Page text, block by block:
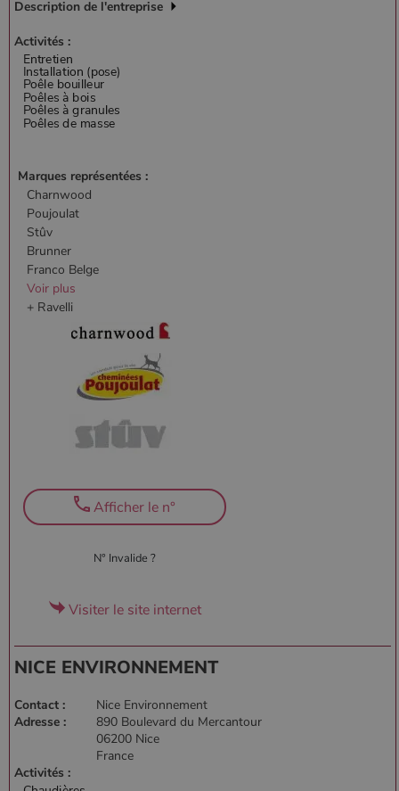
Description de l'entreprise
Activités :
Marques représentées :
Charnwood
Poujoulat
Stûv
Brunner
Franco Belge
Voir plus
+ Ravelli
N° Invalide ?
Afficher le n°
Visiter le site internet
NICE ENVIRONNEMENT
Contact :
Nice Environnement
Adresse :
890 Boulevard du Mercantour
06200 Nice
France
Activités :